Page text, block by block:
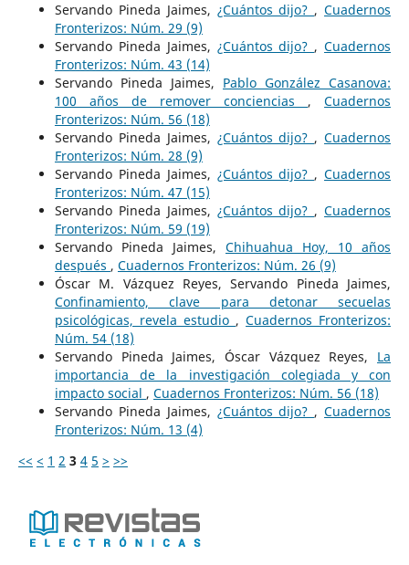
Servando Pineda Jaimes, ¿Cuántos dijo? ,Cuadernos
Fronterizos: Núm. 29 (9)
Servando Pineda Jaimes, ¿Cuántos dijo? ,Cuadernos
Fronterizos: Núm. 43 (14)
Servando Pineda Jaimes, Pablo González Casanova:
100 años de remover conciencias ,Cuadernos
Fronterizos: Núm. 56 (18)
Servando Pineda Jaimes, ¿Cuántos dijo? ,Cuadernos
Fronterizos: Núm. 28 (9)
Servando Pineda Jaimes, ¿Cuántos dijo? ,Cuadernos
Fronterizos: Núm. 47 (15)
Servando Pineda Jaimes, ¿Cuántos dijo? ,Cuadernos
Fronterizos: Núm. 59 (19)
Servando Pineda Jaimes, Chihuahua Hoy, 10 años
después , Cuadernos Fronterizos: Núm. 26 (9)
Óscar M. Vázquez Reyes, Servando Pineda Jaimes,
Confinamiento, clave para detonar secuelas
psicológicas, revela estudio ,Cuadernos Fronterizos:
Núm. 54 (18)
Servando Pineda Jaimes, Óscar Vázquez Reyes, La
importancia de la investigación colegiada y con
impacto social , Cuadernos Fronterizos: Núm. 56 (18)
Servando Pineda Jaimes, ¿Cuántos dijo? ,Cuadernos
Fronterizos: Núm. 13 (4)
<< < 1 2 3 4 5 > >>